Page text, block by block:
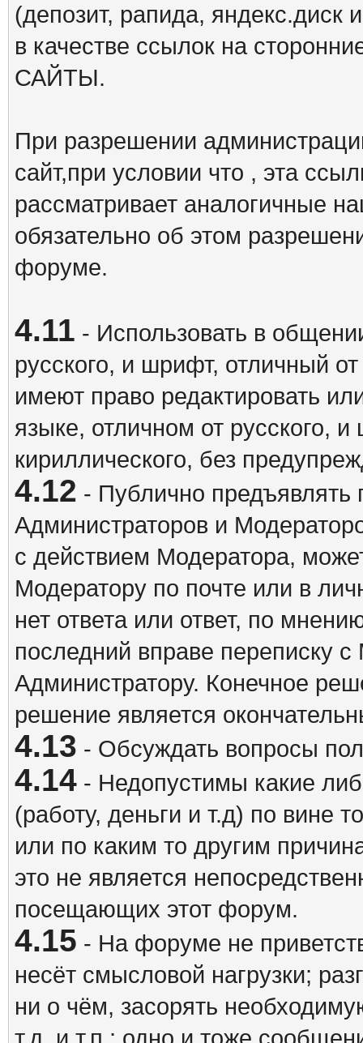
(депозит, рапида, яндекс.диск
в качестве ссылок на
САЙТЫ.
При разрешении
сайт,при условии что , эта
рассматривает аналогичные
обязательно об этом
форуме.
4.11 - Использовать в
русского, и шрифт, отличный
имеют право редактировать
языке, отличном от русского,
кириллического, без
4.12 - Публично предъявлять
Администраторов и
с действием Модератора,
Модератору по почте или в
нет ответа или ответ, по
последний вправе переписку
Администратору. Конечное
решение является
4.13 - Обсуждать вопросы
4.14- Недопустимы какие
(работу, деньги и т.д) по вине
или по каким то другим
это не является
посещающих этот форум.
4.15 - На форуме не
несёт смысловой нагрузки;
ни о чём, засорять